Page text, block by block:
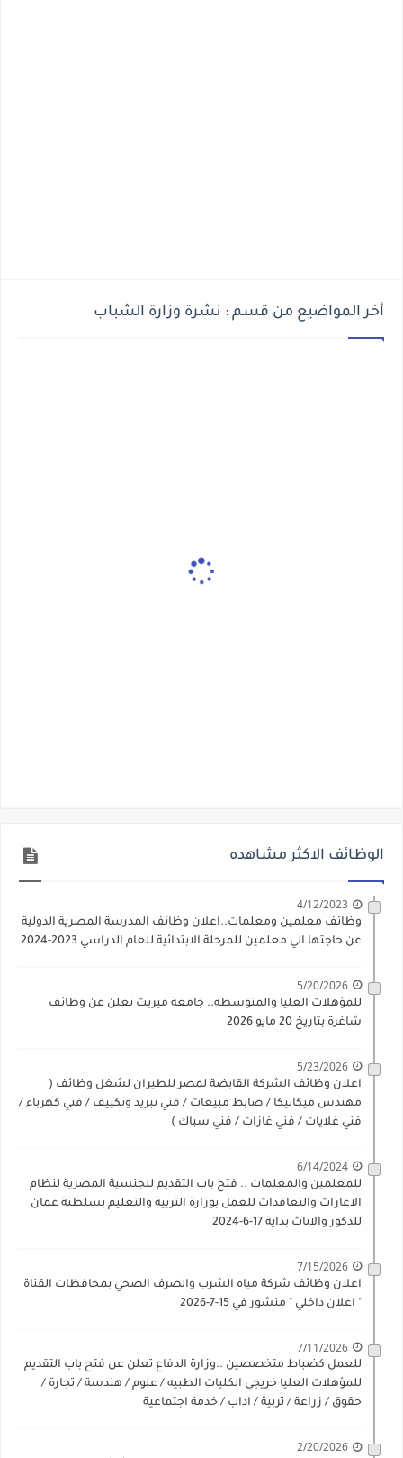
أخر المواضيع من قسم : نشرة وزارة الشباب
الوظائف الاكثر مشاهده
4/12/2023
وظائف معلمين ومعلمات..اعلان وظائف المدرسة المصرية الدولية
عن حاجتها الي معلمين للمرحلة الابتدائية للعام الدراسي 2023-2024
5/20/2026
للمؤهلات العليا والمتوسطه.. جامعة ميريت تعلن عن وظائف
شاغرة بتاريخ 20 مايو 2026
5/23/2026
اعلان وظائف الشركة القابضة لمصر للطيران لشغل وظائف (
مهندس ميكانيكا / ضابط مبيعات / فني تبريد وتكييف / فني كهرباء /
فني غلايات / فني غازات / فني سباك )
6/14/2024
للمعلمين والمعلمات .. فتح باب التقديم للجنسية المصرية لنظام
الاعارات والتعاقدات للعمل بوزارة التربية والتعليم بسلطنة عمان
للذكور والاناث بداية 17-6-2024
7/15/2026
اعلان وظائف شركة مياه الشرب والصرف الصحي بمحافظات القناة
" اعلان داخلي " منشور في 15-7-2026
7/11/2026
للعمل كضباط متخصصين ..وزارة الدفاع تعلن عن فتح باب التقديم
للمؤهلات العليا خريجي الكليات الطبيه / علوم / هندسة / تجارة /
حقوق / زراعة / تربية / اداب / خدمة اجتماعية
2/20/2026